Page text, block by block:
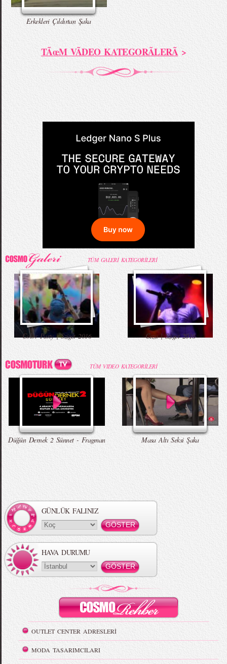
Erkekleri Çıldırtan Şaka
TÃœM VÃDEO KATEGORÃLERÃ>
TÜM GALERİ KATEGORİLERİ
Color Party | Sziget 2016 Ceza | Sziget 2016
TÜM VIDEO KATEGORİLERİ
Düğün Dernek 2 Sünnet - Fragman Masa Altı Seksi Şaka
GÜNLÜK FALINIZ
HAVA DURUMU
OUTLET CENTER ADRESLERİ
MODA TASARIMCILARI